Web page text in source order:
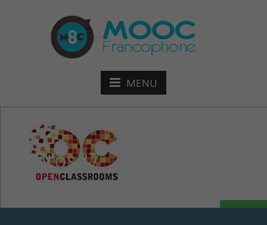
MENU
photos37